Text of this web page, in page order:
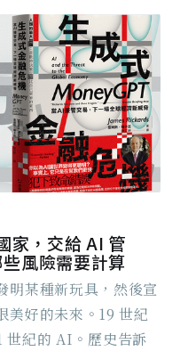
家，交給 AI 管
風險需要計算
明某種新玩具，然後宣
美好的未來。19 世紀
世紀的 AI。歷史告訴